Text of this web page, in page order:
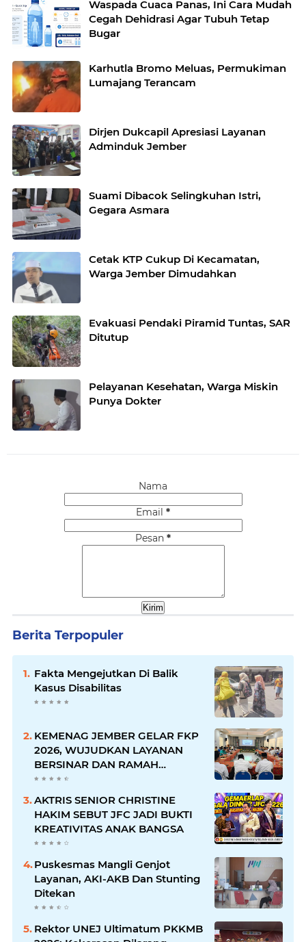
Waspada Cuaca Panas, Ini Cara Mudah
Cegah Dehidrasi Agar Tubuh Tetap
Bugar
Karhutla Bromo Meluas, Permukiman
Lumajang Terancam
Dirjen Dukcapil Apresiasi Layanan
Adminduk Jember
Suami Dibacok Selingkuhan Istri,
Gegara Asmara
Cetak KTP Cukup Di Kecamatan,
Warga Jember Dimudahkan
Evakuasi Pendaki Piramid Tuntas, SAR
Ditutup
Pelayanan Kesehatan, Warga Miskin
Punya Dokter
Nama
Email *
Pesan *
Berita Terpopuler
Fakta Mengejutkan Di Balik
Kasus Disabilitas
KEMENAG JEMBER GELAR FKP
2026, WUJUDKAN LAYANAN
BERSINAR DAN RAMAH
DISABILITAS
AKTRIS SENIOR CHRISTINE
HAKIM SEBUT JFC JADI BUKTI
KREATIVITAS ANAK BANGSA
Puskesmas Mangli Genjot
Layanan, AKI-AKB Dan Stunting
Ditekan
Rektor UNEJ Ultimatum PKKMB